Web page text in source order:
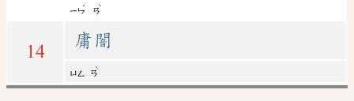
ㄧㄣ
ˊ
ㄢ
ˋ
14
庸闇
ㄩㄥ ㄢ
ˋ